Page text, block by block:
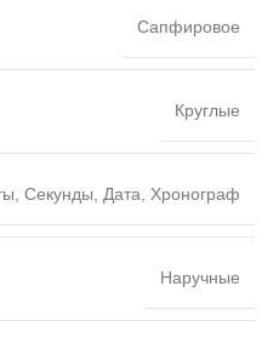
Сапфировое
Круглые
Секунды, Дата, Хронограф
Наручные